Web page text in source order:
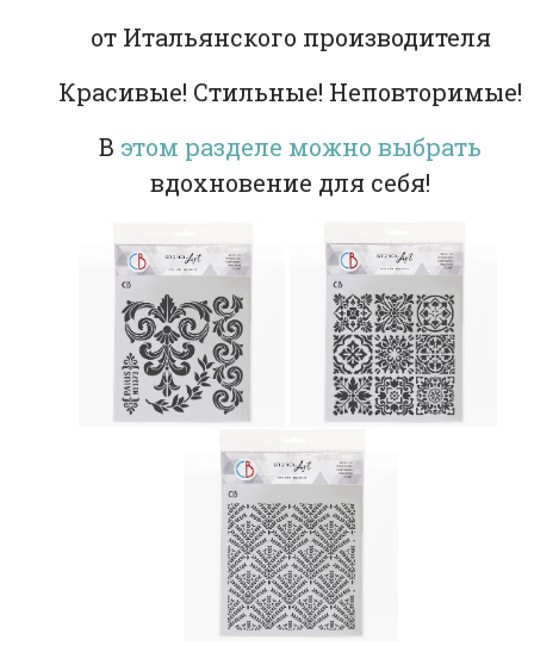
от Итальянского производителя
Красивые! Стильные! Неповторимые!
В этом разделе можно выбрать
вдохновение для себя!